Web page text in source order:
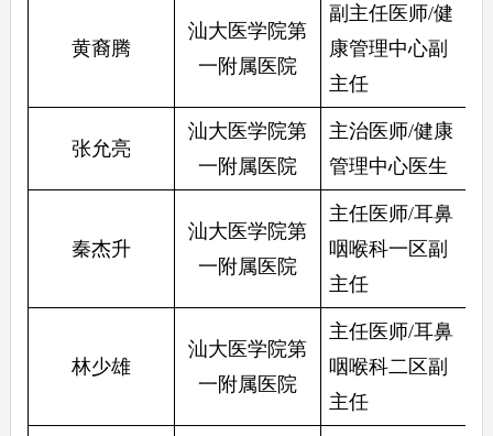
黄裔腾
汕大医学院第
一附属医院
副主任医师/健
康管理中心副
主任
张允亮
汕大医学院第
一附属医院
主治医师/健康
管理中心医生
秦杰升
汕大医学院第
一附属医院
主任医师/耳鼻
咽喉科一区副
主任
林少雄
汕大医学院第
一附属医院
主任医师/耳鼻
咽喉科二区副
主任